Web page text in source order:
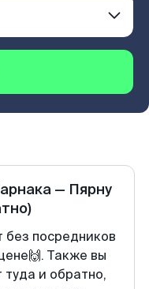
— Пярну
без посредников
Также вы
и обратно,